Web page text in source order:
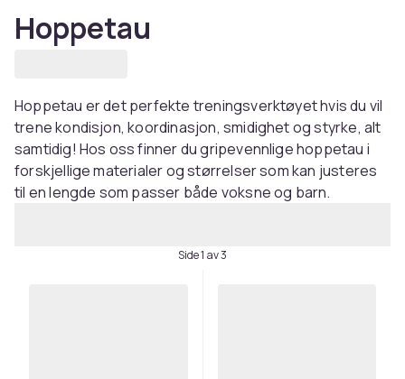
Hoppetau
Hoppetau er det perfekte treningsverktøyet hvis du vil
trene kondisjon, koordinasjon, smidighet og styrke, alt
samtidig! Hos oss finner du gripevennlige hoppetau i
forskjellige materialer og størrelser som kan justeres
til en lengde som passer både voksne og barn.
Side 1 av 3